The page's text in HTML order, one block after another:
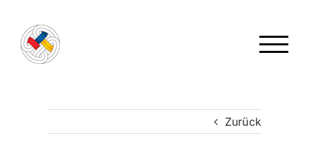
Inhalt
springen
Zurück